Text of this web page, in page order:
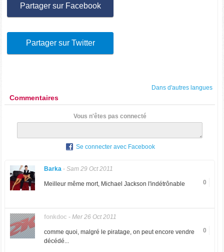
Partager sur Facebook
Partager sur Twitter
Dans d'autres langues
Commentaires
Vous n'êtes pas connecté
Se connecter avec Facebook
Barka- Sam 29 Oct 2011
0
Meilleur même mort, Michael Jackson l'indétrônable
fonkdoc - Mer 26 Oct 2011
0
comme quoi, malgré le piratage, on peut encore vendre
décédé...